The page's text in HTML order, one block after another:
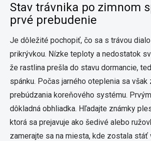
Stav trávnika po zimnom
prvé prebudenie
Je dôležité pochopiť, čo sa s trávou
prikrývkou. Nízke teploty a nedostatok
že rastlina prešla do stavu dormancie,
spánku. Počas jarného oteplenia sa však
prebúdzania koreňového systému.
dôkladná obhliadka. Hľadajte známky
ktorá sa prejavuje ako šedivé alebo
zamerajte sa na miesta, kde zostala stáť